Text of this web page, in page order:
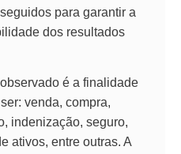
para garantir a
dos resultados
é a finalidade
venda, compra,
indenização, seguro,
ativos, entre outras. A